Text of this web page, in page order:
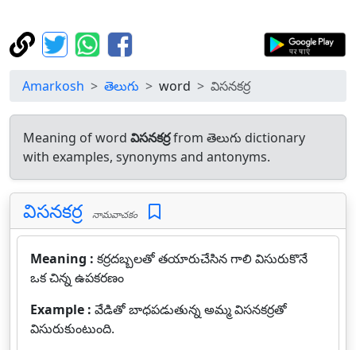
Amarkosh తెలుగు word విసనకర్ర
Meaning of word విసనకర్రfrom తెలుగు dictionary
with examples, synonyms and antonyms.
విసనకర్ర నామవాచకం
Meaning : కర్రదబ్బలతో తయారుచేసిన గాలి విసురుకొనే
ఒక చిన్న ఉపకరణం
Example : వేడితో బాధపడుతున్న అమ్మ విసనకర్రతో
విసురుకుంటుంది.